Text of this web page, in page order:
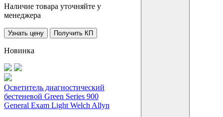
Наличие товара уточняйте у
менеджера
Узнать цену Получить КП
Новинка
Осветитель диагностический
бестеневой Green Series 900
General Exam Light Welch Allyn